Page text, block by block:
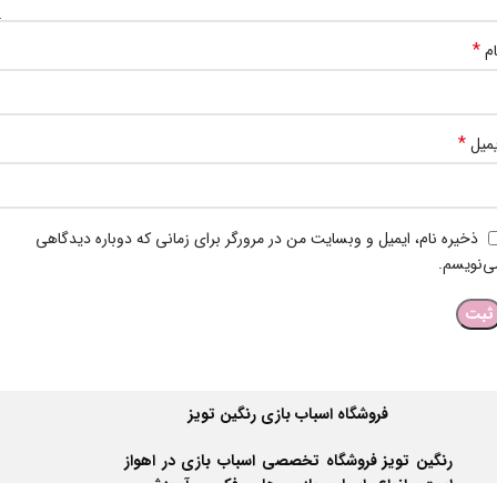
*
*
ذخیره نام، ایمیل و وبسایت من در مرورگر برای زمانی که دوباره دیدگاهی
فروشگاه اسباب بازی رنگین تویز
رنگین تویز فروشگاه تخصصی اسباب بازی در اهواز